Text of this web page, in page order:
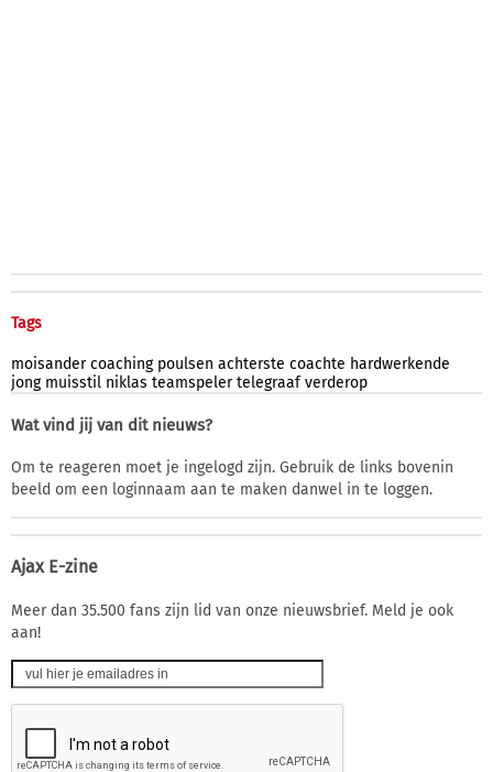
Tags
moisander coaching poulsen achterste coachte hardwerkende
jong muisstil niklas teamspeler telegraaf verderop
Wat vind jij van dit nieuws?
Om te reageren moet je ingelogd zijn. Gebruik de links bovenin
beeld om een loginnaam aan te maken danwel in te loggen.
Ajax E-zine
Meer dan 35.500 fans zijn lid van onze nieuwsbrief. Meld je ook
aan!